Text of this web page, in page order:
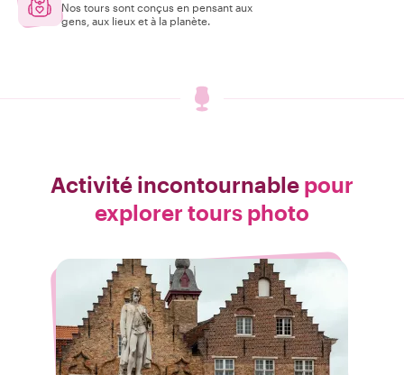
Nos tours sont conçus en pensant aux
gens, aux lieux et à la planète.
Activité incontournable pour
explorer tours photo